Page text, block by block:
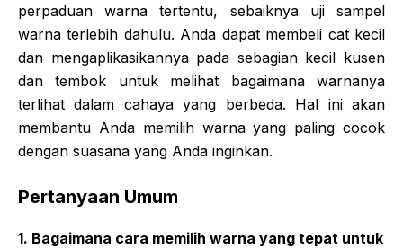
perpaduan warna tertentu, sebaiknya uji sampel
warna terlebih dahulu. Anda dapat membeli cat kecil
dan mengaplikasikannya pada sebagian kecil kusen
dan tembok untuk melihat bagaimana warnanya
terlihat dalam cahaya yang berbeda. Hal ini akan
membantu Anda memilih warna yang paling cocok
dengan suasana yang Anda inginkan.
Pertanyaan Umum
1. Bagaimana cara memilih warna yang tepat untuk